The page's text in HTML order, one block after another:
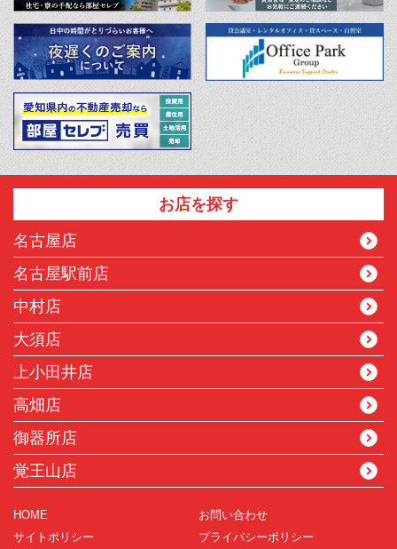
お店を探す
名古屋店
名古屋駅前店
中村店
大須店
上小田井店
高畑店
御器所店
覚王山店
HOME
お問い合わせ
サイトポリシー
プライバシーポリシー